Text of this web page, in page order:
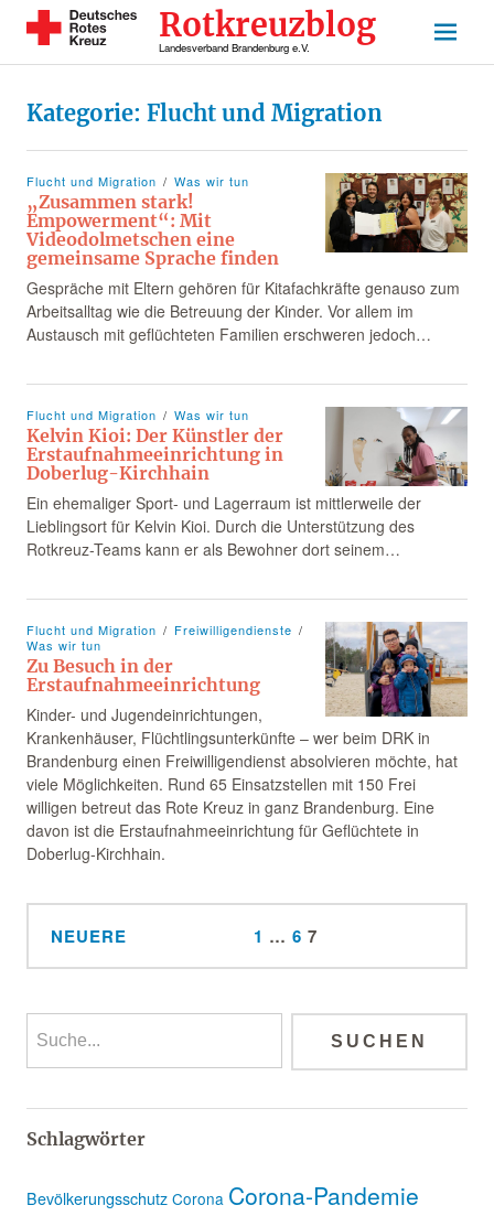
Rotkreuzblog
Landesverband Brandenburg e.V.
Kategorie: Flucht und Migration
Flucht und Migration Was wir tun
„Zusammen stark!
Empowerment“: Mit
Videodolmetschen eine
gemeinsame Sprache finden
Gespräche mit Eltern gehören für Kitafachkräfte genauso zum
Arbeitsalltag wie die Betreuung der Kinder. Vor allem im
Austausch mit geflüchteten Familien erschweren jedoch…
Flucht und Migration Was wir tun
Kelvin Kioi: Der Künstler der
Erstaufnahmeeinrichtung in
Doberlug-Kirchhain
Ein ehemaliger Sport- und Lagerraum ist mittlerweile der
Lieblingsort für Kelvin Kioi. Durch die Unterstützung des
Rotkreuz-Teams kann er als Bewohner dort seinem…
Flucht und Migration
Freiwilligendienste
Was wir tun
Zu Besuch in der
Erstaufnahmeeinrichtung
Kinder- und Jugendeinrichtungen,
Krankenhäuser, Flüchtlingsunterkünfte – wer beim DRK in
Brandenburg einen Freiwilligendienst absolvieren möchte, hat
viele Möglichkeiten. Rund 65 Einsatzstellen mit 150 Frei
willigen betreut das Rote Kreuz in ganz Brandenburg. Eine
davon ist die Erstaufnahmeeinrichtung für Geflüchtete in
Doberlug-Kirchhain.
NEUERE 1 … 6 7
Schlagwörter
Bevölkerungsschutz Corona Corona-Pandemie